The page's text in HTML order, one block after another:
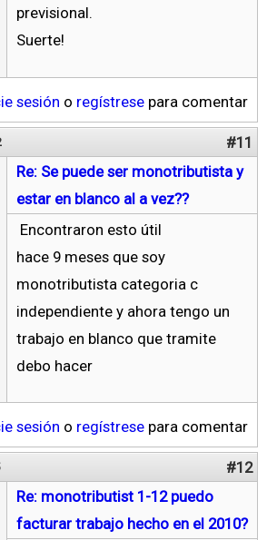
previsional.
Suerte!
sesión o regístrese para comentar
#11
Re: Se puede ser monotributista y
estar en blanco al a vez??
Encontraron esto útil
hace 9 meses que soy
monotributista categoria c
independiente y ahora tengo un
trabajo en blanco que tramite
debo hacer
sesión o regístrese para comentar
#12
Re: monotributist 1-12 puedo
facturar trabajo hecho en el 2010?